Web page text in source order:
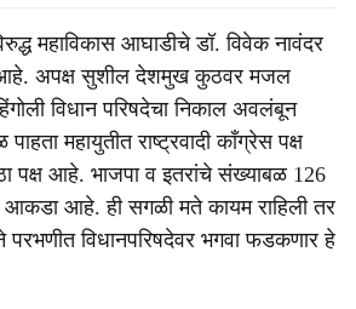
महाविकास आघाडीचे डॉ. विवेक नावंदर
अपक्ष सुशील देशमुख कुठवर मजल
विधान परिषदेचा निकाल अवलंबून
महायुतीत राष्ट्रवादी काँग्रेस पक्ष
पक्ष आहे. भाजपा व इतरांचे संख्याबळ 126
आहे. ही सगळी मते कायम राहिली तर
परभणीत विधानपरिषदेवर भगवा फडकणार हे